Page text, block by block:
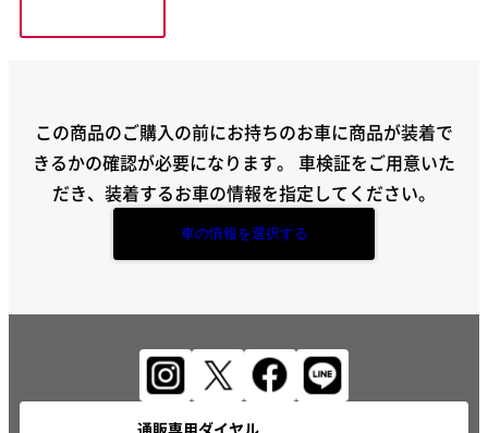
この商品のご購入の前にお持ちのお車に商品が装着で
きるかの確認が必要になります。 車検証をご用意いた
だき、装着するお車の情報を指定してください。
車の情報を選択する
通販専用ダイヤル